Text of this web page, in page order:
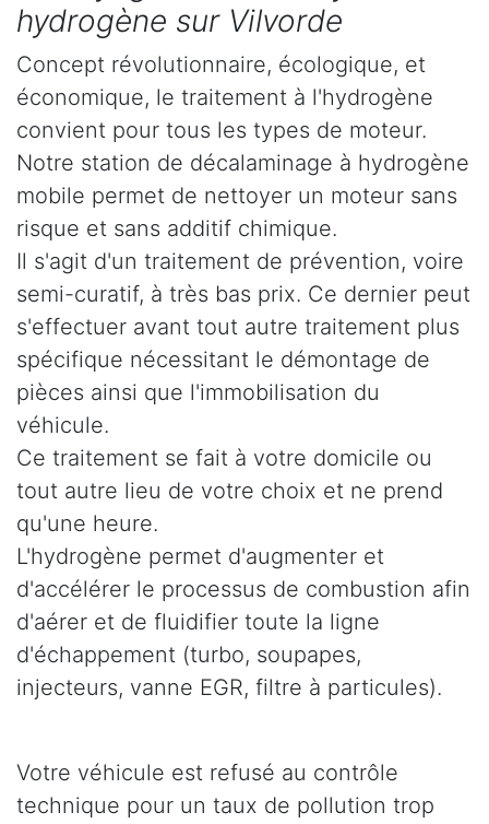
hydrogène sur Vilvorde
Concept révolutionnaire, écologique, et
économique, le traitement à l'hydrogène
convient pour tous les types de moteur.
Notre station de décalaminage à hydrogène
mobile permet de nettoyer un moteur sans
risque et sans additif chimique.
Il s'agit d'un traitement de prévention, voire
semi-curatif, à très bas prix. Ce dernier peut
s'effectuer avant tout autre traitement plus
spécifique nécessitant le démontage de
pièces ainsi que l'immobilisation du
véhicule.
Ce traitement se fait à votre domicile ou
tout autre lieu de votre choix et ne prend
qu'une heure.
L'hydrogène permet d'augmenter et
d'accélérer le processus de combustion afin
d'aérer et de fluidifier toute la ligne
d'échappement (turbo, soupapes,
injecteurs, vanne EGR, filtre à particules).
Votre véhicule est refusé au contrôle
technique pour un taux de pollution trop